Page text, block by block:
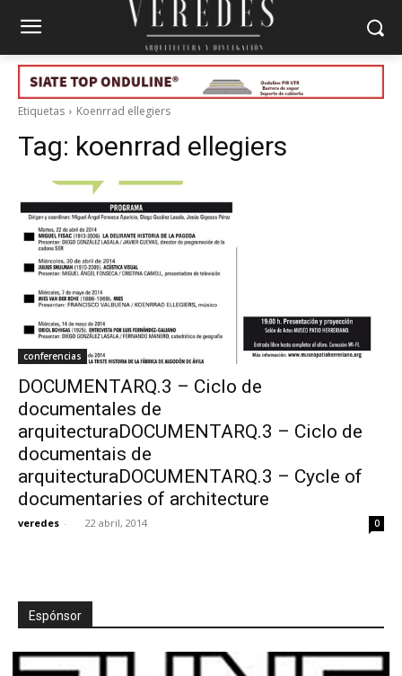
Etiquetas Koenrrad ellegiers
Tag: koenrrad ellegiers
conferencias
DOCUMENTARQ.3 – Ciclo de
documentales de
arquitecturaDOCUMENTARQ.3 – Ciclo de
documentais de
arquitecturaDOCUMENTARQ.3 – Cycle of
documentaries of architecture
veredes - 22 abril, 2014 0
Espónsor